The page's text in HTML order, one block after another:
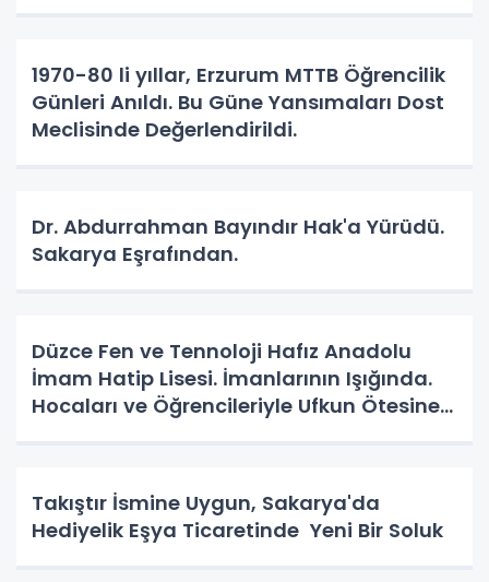
1970-80 li yıllar, Erzurum MTTB Öğrencilik
Günleri Anıldı. Bu Güne Yansımaları Dost
Meclisinde Değerlendirildi.
Dr. Abdurrahman Bayındır Hak'a Yürüdü.
Sakarya Eşrafından.
Düzce Fen ve Tennoloji Hafız Anadolu
İmam Hatip Lisesi. İmanlarının Işığında.
Hocaları ve Öğrencileriyle Ufkun Ötesine
Takıştır İsmine Uygun, Sakarya'da
Hediyelik Eşya Ticaretinde Yeni Bir Soluk